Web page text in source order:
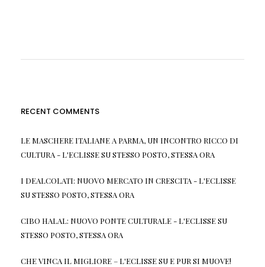
RECENT COMMENTS
LE MASCHERE ITALIANE A PARMA, UN INCONTRO RICCO DI
CULTURA - L'ECLISSESUSTESSO POSTO, STESSA ORA
I DEALCOLATI: NUOVO MERCATO IN CRESCITA - L'ECLISSE
SUSTESSO POSTO, STESSA ORA
CIBO HALAL: NUOVO PONTE CULTURALE - L'ECLISSESU
STESSO POSTO, STESSA ORA
CHE VINCA IL MIGLIORE – L'ECLISSESU E PUR SI MUOVE!